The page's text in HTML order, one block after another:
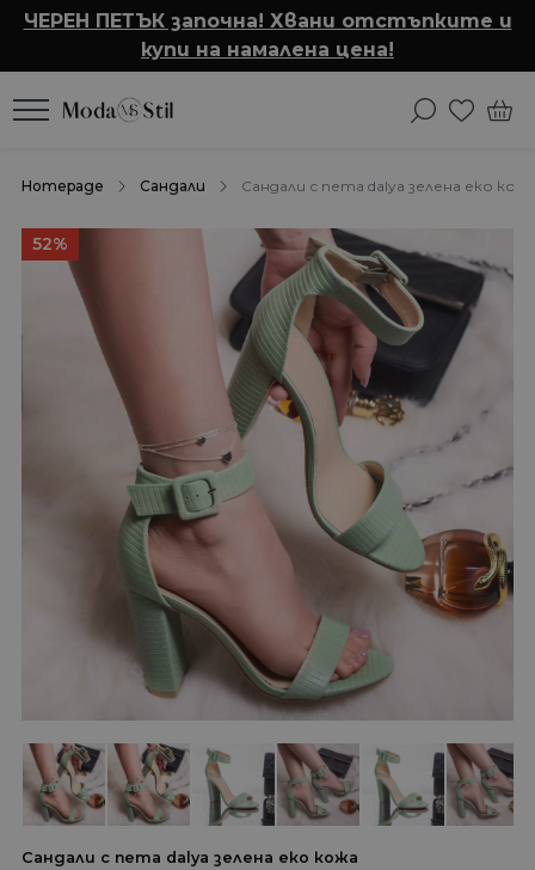
ЧЕРЕН ПЕТЪК започна! Хвани отстъпките и
купи на намалена цена!
Homepage Сандали Сандали с пета dalya зелена еко кожа
52%
Сандали с пета dalya зелена еко кожа